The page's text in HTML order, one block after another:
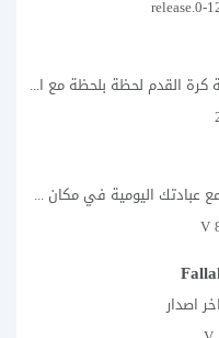
تطبيق YC Soccer متابعة كرة القدم لحظة بلحظة مع اقتراب مباراة مصر والأرجنتين في...
القران المجيد تطبيق يجمع عبادتك اليومية في مكان واحد إذا كنت تبحث عن تطبيق...